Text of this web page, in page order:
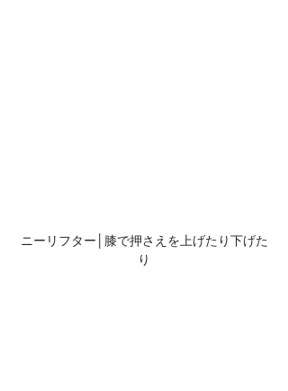
ニーリフター│膝で押さえを上げたり下げた
り